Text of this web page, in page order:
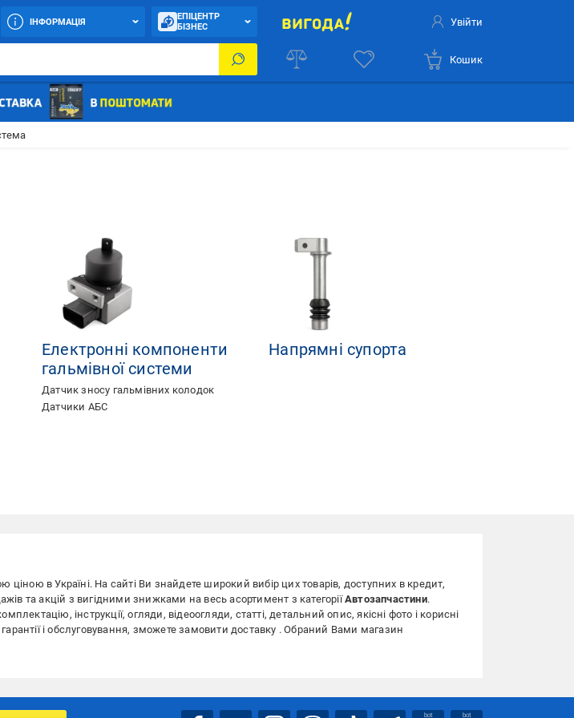
ІНФОРМАЦІЯ
ЕПІЦЕНТР
БІЗНЕС
Увійти
Кошик
Електронні компоненти
гальмівної системи
Датчик зносу гальмівних колодок
Датчики АБС
Напрямні супорта
ціною в Україні. На сайті Ви знайдете широкий вибір цих товарів, доступних в кредит,
та акцій з вигідними знижками на весь асортимент з категоріїАвтозапчастини.
інструкції, огляди, відеоогляди, статті, детальний опис, якісні фото і корисні
і обслуговування, зможете замовити доставку . Обраний Вами магазин
bot bot